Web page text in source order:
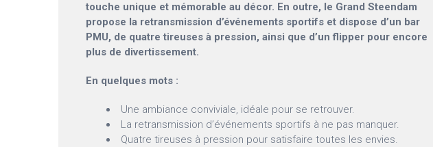
touche unique et mémorable au décor. En outre, le Grand Steendam
propose la retransmission d’événements sportifs et dispose d’un bar
PMU, de quatre tireuses à pression, ainsi que d’un flipper pour encore
plus de divertissement.
En quelques mots :
Une ambiance conviviale, idéale pour se retrouver.
La retransmission d’événements sportifs à ne pas manquer.
Quatre tireuses à pression pour satisfaire toutes les envies.